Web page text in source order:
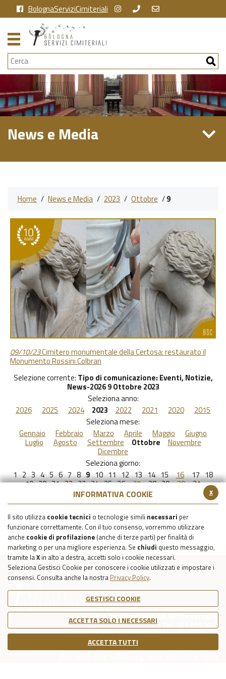
x
INFORMATIVA COOKIE
Il sito utilizza cookie tecnici o tecnologie simili necessari per
funzionare correttamente. Con il tuo consenso, vorremmo utilizzare
anche cookie di profilazione (anche di terze parti) per finalità di
marketing o per una migliore esperienza. Se chiudi questo messaggio,
tramite laX in alto a destra, accetti solo i cookie necessari.
Seleziona Gestisci Cookie per conoscere i cookie utilizzati e impostare i
consensi. Consulta anche la nostra Privacy Policy.
GESTISCI COOKIE
ACCETTA SOLO I NECESSARI
ACCETTA TUTTI
BolognaServiziCimiteriali
Cerca
News e Media
Home / News e Media / 2023 / Ottobre /9
09/10/23Cimitero monumentale della Certosa: restaurato il
Monumento Rossini Colbran
Selezione corrente: Tipo di comunicazione: Eventi, Notizie,
News-2026 9 Ottobre 2023
Seleziona anno:
2026
2025 2024 2023 2022 2021 2020
2015
Seleziona mese:
Gennaio
Febbraio Marzo Aprile Maggio Giugno
Luglio Agosto Settembre Ottobre Novembre
Dicembre
Seleziona giorno:
1 2 3 4 5 6 7 8 9 10 11 12 13 14 15 16 17 18
19 20 21 22 23 24 25 26 27 28 29 30 31
Via della Certosa 18, 40134 Bologna
Tel. 051 6150811
C.F./P.IVA Reg. Imp. BO 03079781203
Capitale Sociale Int. Vers. €39.215,69